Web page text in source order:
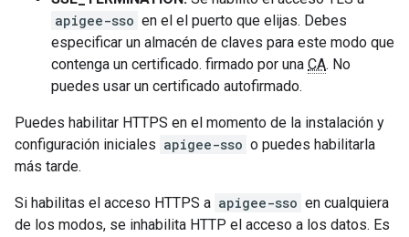
apigee-sso en el el puerto que elijas. Debes
especificar un almacén de claves para este modo que
contenga un certificado. firmado por una CA. No
puedes usar un certificado autofirmado.
Puedes habilitar HTTPS en el momento de la instalación y
configuración iniciales apigee-sso o puedes habilitarla
más tarde.
Si habilitas el acceso HTTPS a apigee-sso en cualquiera
de los modos, se inhabilita HTTP el acceso a los datos. Es